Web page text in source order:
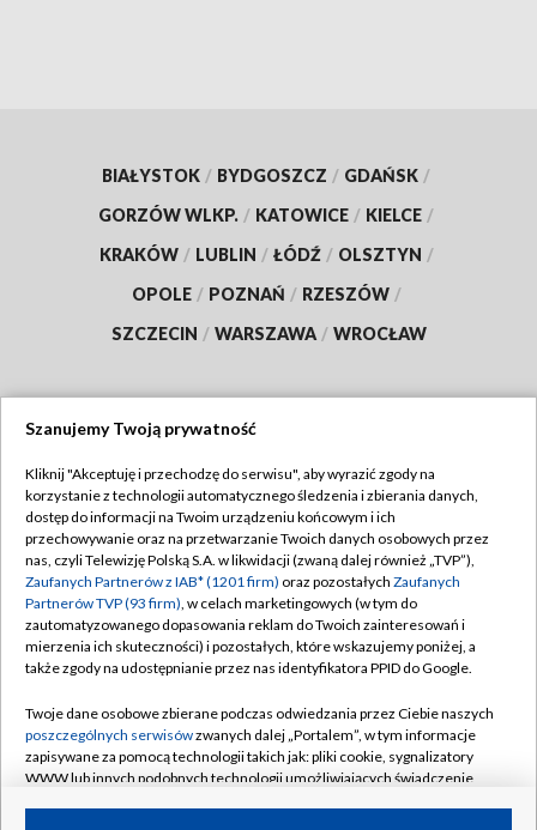
BIAŁYSTOK / BYDGOSZCZ / GDAŃSK /
GORZÓW WLKP. / KATOWICE / KIELCE /
KRAKÓW / LUBLIN / ŁÓDŹ / OLSZTYN /
OPOLE / POZNAŃ / RZESZÓW /
SZCZECIN / WARSZAWA / WROCŁAW
TVP
Abonament TVP
Emisja w TVP
Centrum informacji TVP
Naziemna Telewizja Cyfrowa
Rada Programowa
System NOS
Informacje o nadawcy
Regulamin TVP
Polityka prywatności
Moje zgody
Pomoc
Kontakt
Kanały
Szanujemy Twoją prywatność
Kliknij "Akceptuję i przechodzę do serwisu", aby wyrazić zgody na
korzystanie z technologii automatycznego śledzenia i zbierania danych,
dostęp do informacji na Twoim urządzeniu końcowym i ich
przechowywanie oraz na przetwarzanie Twoich danych osobowych przez
nas, czyli Telewizję Polską S.A. w likwidacji (zwaną dalej również „TVP”),
Zaufanych Partnerów z IAB* (1201 firm) oraz pozostałych Zaufanych
Partnerów TVP (93 firm), w celach marketingowych (w tym do
zautomatyzowanego dopasowania reklam do Twoich zainteresowań i
mierzenia ich skuteczności) i pozostałych, które wskazujemy poniżej, a
także zgody na udostępnianie przez nas identyfikatora PPID do Google.
Twoje dane osobowe zbierane podczas odwiedzania przez Ciebie naszych
poszczególnych serwisówzwanych dalej „Portalem”, w tym informacje
zapisywane za pomocą technologii takich jak: pliki cookie, sygnalizatory
WWW lub innych podobnych technologii umożliwiających świadczenie